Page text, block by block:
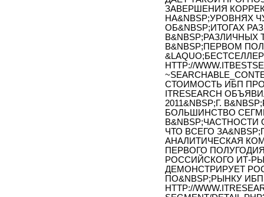
ЗАВЕРШЕНИЯ
НА&NBSP;УРОВНЯХ
ОБ&NBSP;ИТОГАХ
В&NBSP;ПЕРВОМ
HTTP://
СТОИМОСТЬ ИБП
ITRESEARCH
2011&NBSP;Г.
БОЛЬШИНСТВО
ЧТО ВСЕГО
АНАЛИТИЧЕСКАЯ
ПЕРВОГО ПОЛУГОДИЯ
РОССИЙСКОГО ИТ-
ДЕМОНСТРИРУЕТ
ПО&NBSP;РЫНКУ ИБП
HTTP://